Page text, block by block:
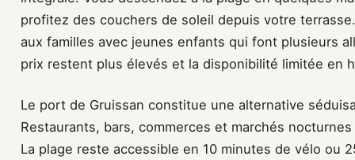
profitez des couchers de soleil depuis votre
aux familles avec jeunes enfants qui font plusieurs
prix restent plus élevés et la disponibilité limitée en
Le port de Gruissan constitue une alternative
Restaurants, bars, commerces et marchés
La plage reste accessible en 10 minutes de vélo ou